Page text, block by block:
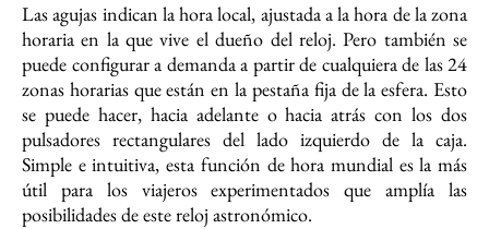
Las agujas indican la hora local, ajustada a la hora de la zona
horaria en la que vive el dueño del reloj. Pero también se
puede configurar a demanda a partir de cualquiera de las 24
zonas horarias que están en la pestaña fija de la esfera. Esto
se puede hacer, hacia adelante o hacia atrás con los dos
pulsadores rectangulares del lado izquierdo de la caja.
Simple e intuitiva, esta función de hora mundial es la más
útil para los viajeros experimentados que amplía las
posibilidades de este reloj astronómico.